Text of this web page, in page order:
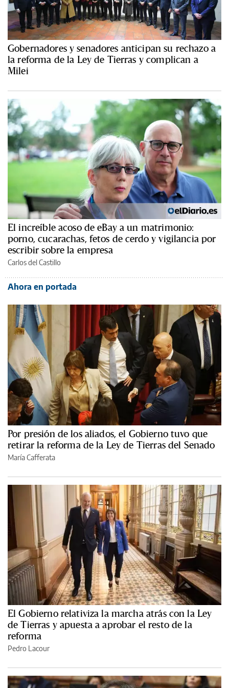
Gobernadores y senadores anticipan su rechazo a
la reforma de la Ley de Tierras y complican a
Milei
El increíble acoso de eBay a un matrimonio:
porno, cucarachas, fetos de cerdo y vigilancia por
escribir sobre la empresa
Carlos del Castillo
Ahora en portada
Por presión de los aliados, el Gobierno tuvo que
retirar la reforma de la Ley de Tierras del Senado
María Cafferata
El Gobierno relativiza la marcha atrás con la Ley
de Tierras y apuesta a aprobar el resto de la
reforma
Pedro Lacour